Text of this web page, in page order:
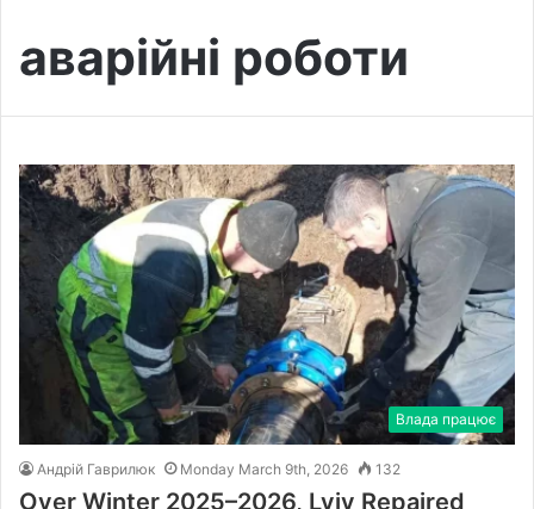
аварійні роботи
Влада працює
Андрій Гаврилюк Monday March 9th, 2026 132
Over Winter 2025–2026, Lviv Repaired